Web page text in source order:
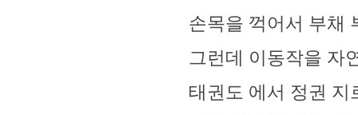
손목을 꺽어서 부채
그런데 이동작을 자
태권도 에서 정권 지